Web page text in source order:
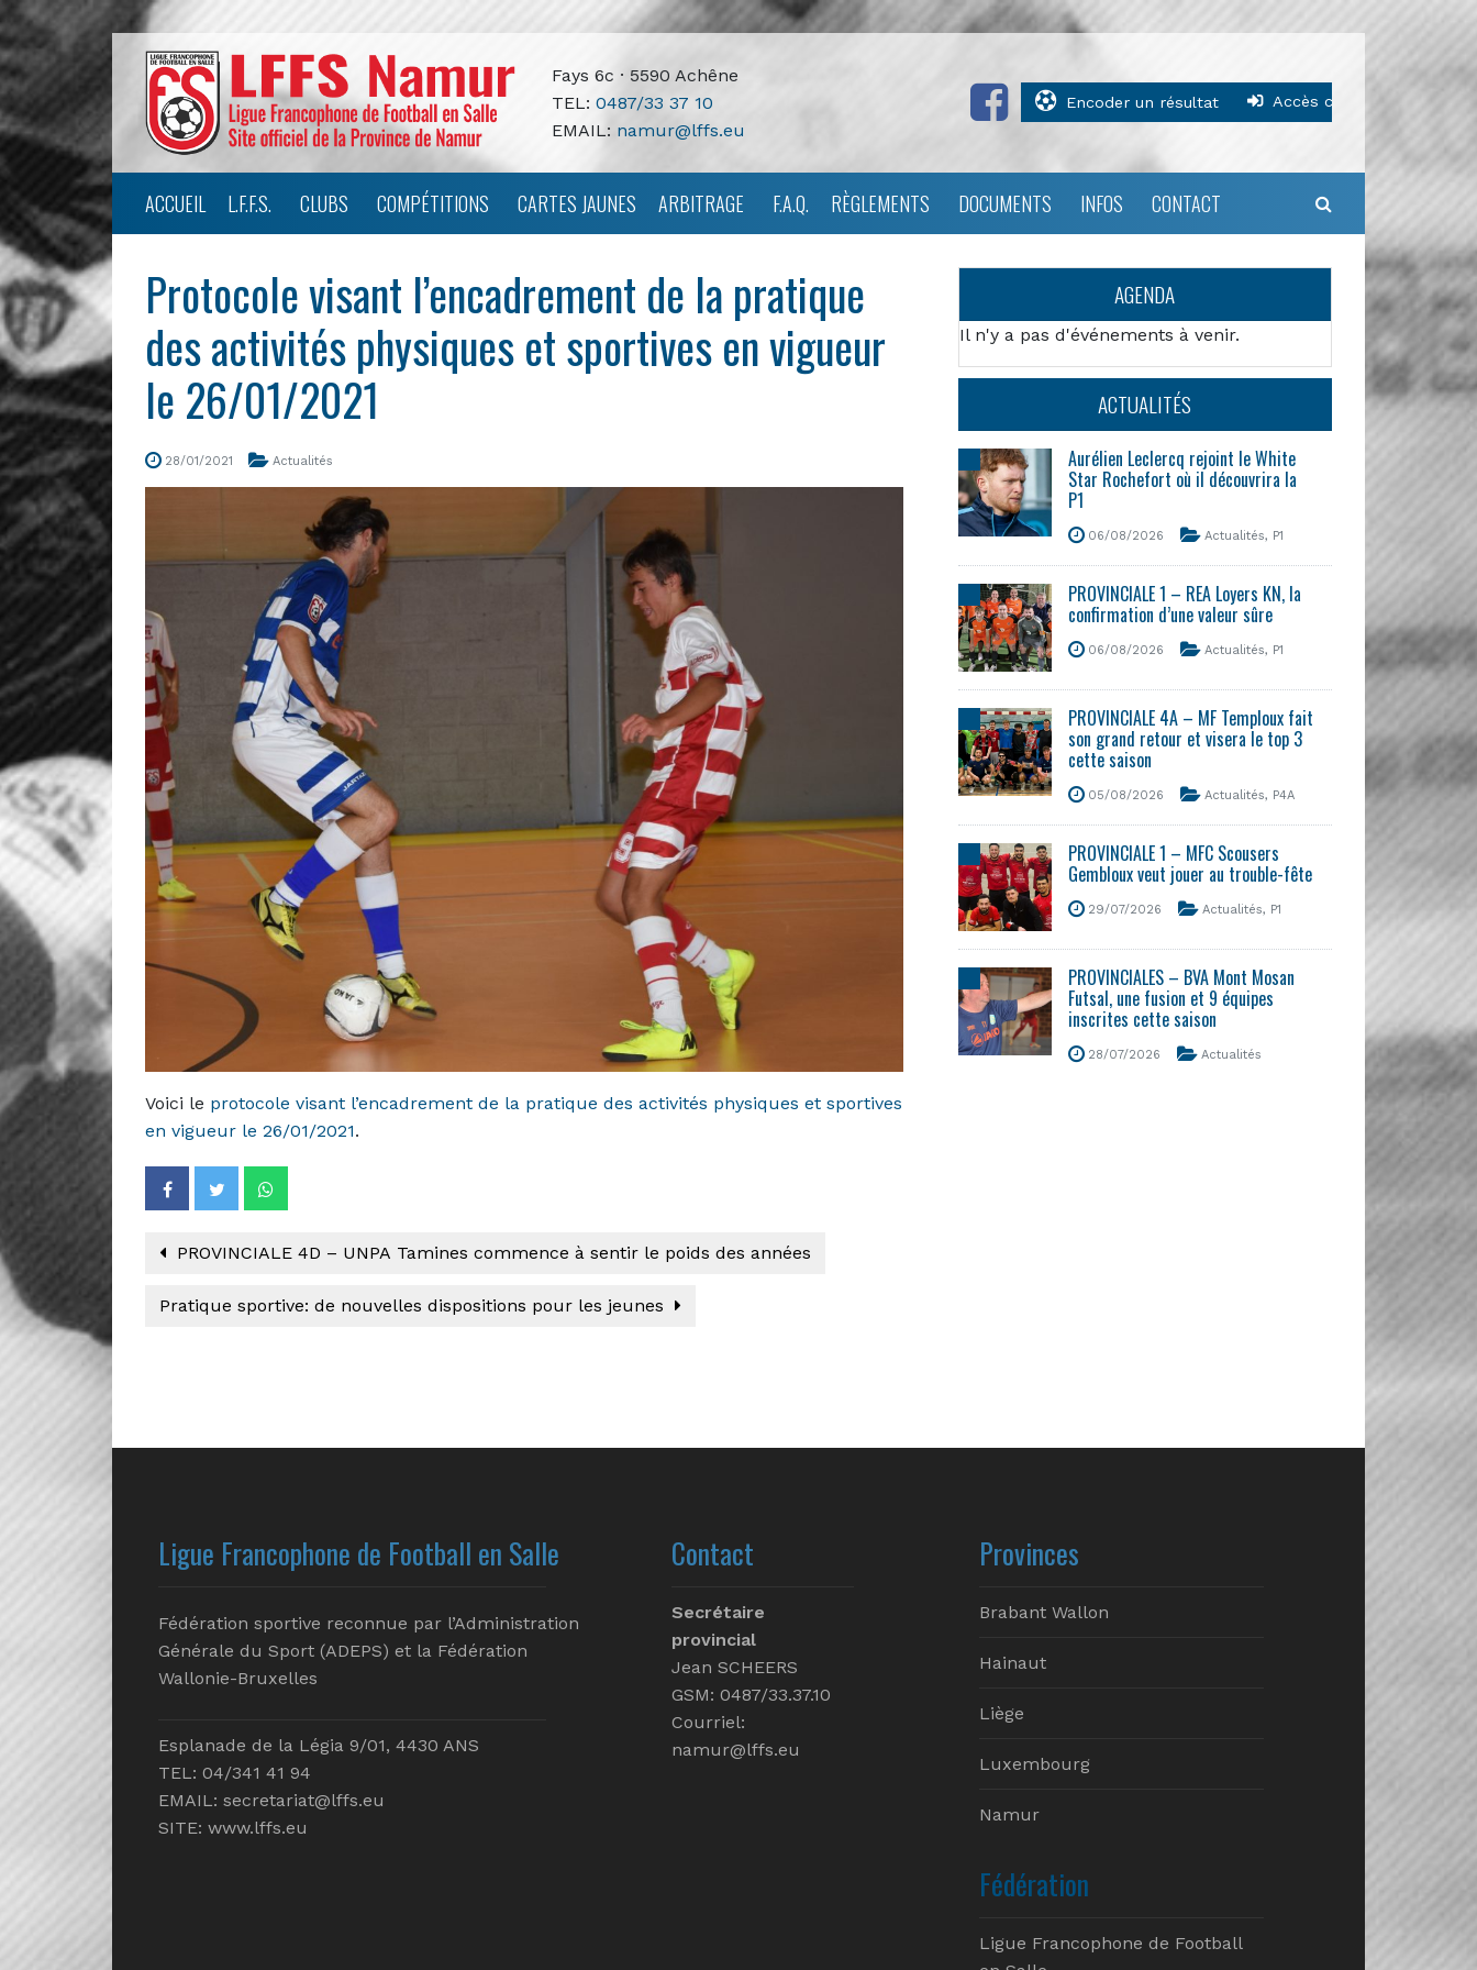
Fays 6c · 5590 Achêne
TEL: 0487/33 37 10
EMAIL: namur@lffs.eu
Encoder un résultat Accès clubs
ACCUEIL L.F.F.S. CLUBS COMPÉTITIONS CARTES JAUNES ARBITRAGE F.A.Q. RÈGLEMENTS DOCUMENTS INFOS CONTACT
Protocole visant l’encadrement de la pratique
des activités physiques et sportives en vigueur
le 26/01/2021
28/01/2021 Actualités
Voici le protocole visant l’encadrement de la pratique des activités physiques et sportives
en vigueur le 26/01/2021.
PROVINCIALE 4D – UNPA Tamines commence à sentir le poids des années
Pratique sportive: de nouvelles dispositions pour les jeunes
AGENDA
Il n'y a pas d'événements à venir.
ACTUALITÉS
Aurélien Leclercq rejoint le White
Star Rochefort où il découvrira la
P1
06/08/2026 Actualités, P1
PROVINCIALE 1 – REA Loyers KN, la
confirmation d’une valeur sûre
06/08/2026 Actualités, P1
PROVINCIALE 4A – MF Temploux fait
son grand retour et visera le top 3
cette saison
05/08/2026 Actualités, P4A
PROVINCIALE 1 – MFC Scousers
Gembloux veut jouer au trouble-fête
29/07/2026 Actualités, P1
PROVINCIALES – BVA Mont Mosan
Futsal, une fusion et 9 équipes
inscrites cette saison
28/07/2026 Actualités
Ligue Francophone de Football en Salle
Fédération sportive reconnue par l’Administration
Générale du Sport (ADEPS) et la Fédération
Wallonie-Bruxelles
Esplanade de la Légia 9/01, 4430 ANS
TEL: 04/341 41 94
EMAIL: secretariat@lffs.eu
SITE: www.lffs.eu
Contact
Secrétaire
provincial
Jean SCHEERS
GSM: 0487/33.37.10
Courriel:
namur@lffs.eu
Provinces
Brabant Wallon
Hainaut
Liège
Luxembourg
Namur
Fédération
Ligue Francophone de Football